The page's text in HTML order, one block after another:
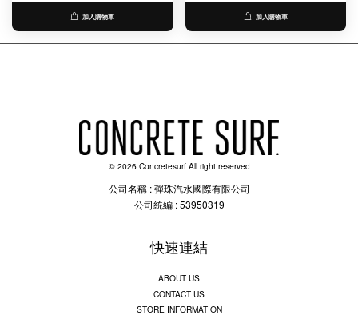
加入購物車 加入購物車
© 2026 Concretesurf All right reserved
公司名稱 : 彈珠汽水國際有限公司
公司統編 : 53950319
快速連結
ABOUT US
CONTACT US
STORE INFORMATION